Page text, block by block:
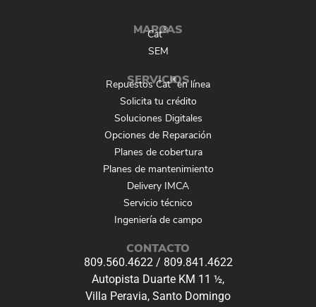
MARCAS
Cat®
SEM
SERVICIOS
Repuestos Cat®en línea
Solicita tu crédito
Soluciones Digitales
Opciones de Reparación
Planes de cobertura
Planes de mantenimiento
Delivery IMCA
Servicio técnico
Ingeniería de campo
CONTACTO
809.560.4622 / 809.841.4622
Autopista Duarte KM 11 ½,
Villa Peravia, Santo Domingo